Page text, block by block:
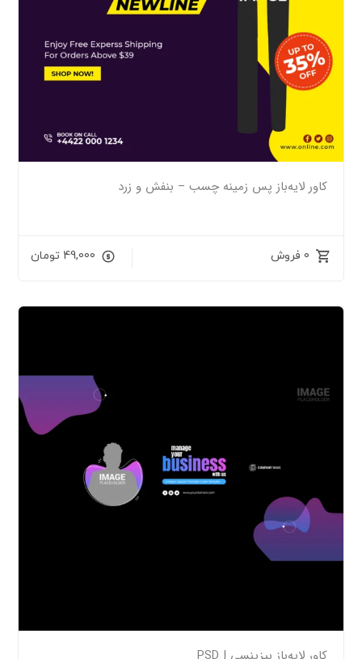
کاور لایه‌باز پس زمینه چسب – بنفش و زرد
0 فروش 49,000 تومان